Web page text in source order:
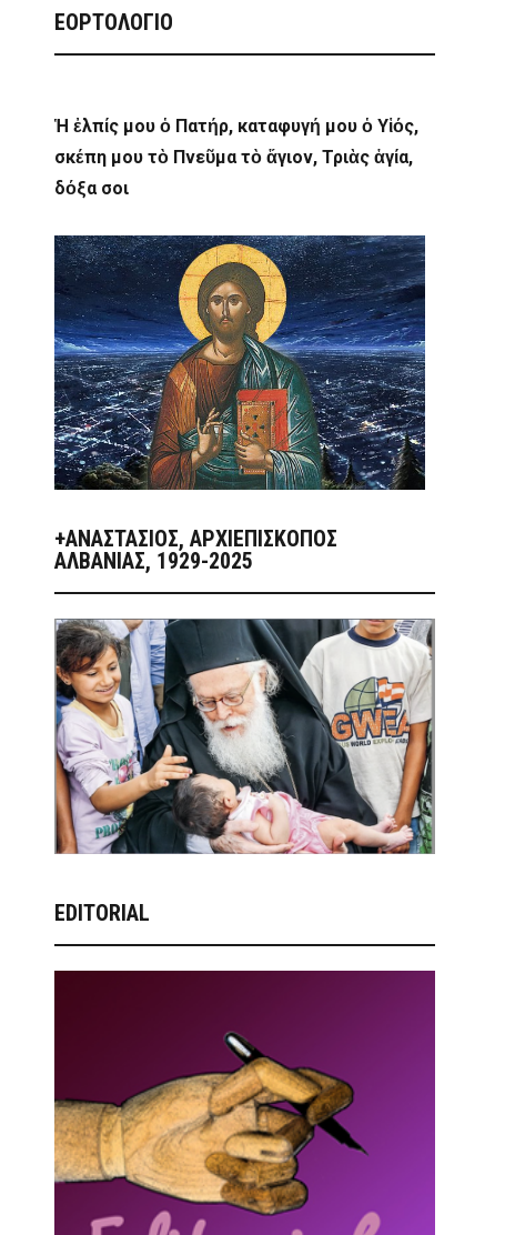
ΕΟΡΤΟΛΟΓΙΟ
Ἡ ἐλπίς μου ὁ Πατήρ, καταφυγή μου ὁ Υἱός,
σκέπη μου τὸ Πνεῦμα τὸ ἅγιον, Τριὰς ἁγία,
δόξα σοι
+ΑΝΑΣΤΆΣΙΟΣ, ΑΡΧΙΕΠΊΣΚΟΠΟΣ
ΑΛΒΑΝΊΑΣ, 1929-2025
EDITORIAL